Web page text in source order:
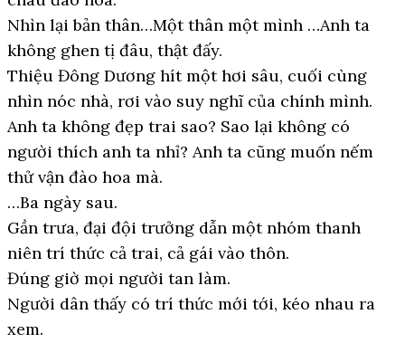
Nhìn lại bản thân…Một thân một mình …Anh ta
không ghen tị đâu, thật đấy.
Thiệu Đông Dương hít một hơi sâu, cuối cùng
nhìn nóc nhà, rơi vào suy nghĩ của chính mình.
Anh ta không đẹp trai sao? Sao lại không có
người thích anh ta nhỉ? Anh ta cũng muốn nếm
thử vận đào hoa mà.
…Ba ngày sau.
Gần trưa, đại đội trưởng dẫn một nhóm thanh
niên trí thức cả trai, cả gái vào thôn.
Đúng giờ mọi người tan làm.
Người dân thấy có trí thức mới tới, kéo nhau ra
xem.